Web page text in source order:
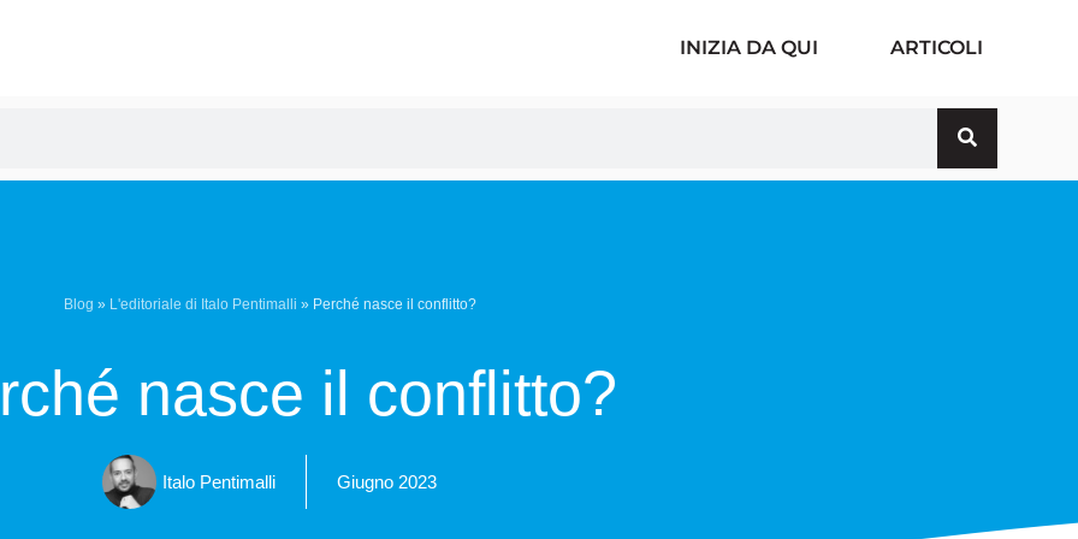
INIZIA DA QUI ARTICOLI
Blog » L'editoriale di Italo Pentimalli » Perché nasce il conflitto?
nasce il conflitto?
Italo Pentimalli Giugno 2023